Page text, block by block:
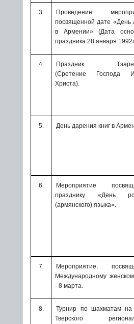
3.
Проведение
посвященной дате «День
в Армении» (Дата
праздника 28 января
4.
Праздник
(Сретение Господа
Христа).
5. День дарения книг в
6.
Мероприятие
празднику «День
(армянского) языка».
7.
Мероприятие,
Международному
- 8 марта.
8.
Турнир по шахматам на
Тверского